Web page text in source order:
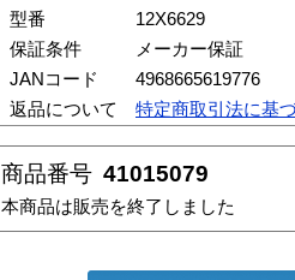
型番
12X6629
保証条件
メーカー保証
JANコード
4968665619776
返品について
特定商取引法に基
商品番号 41015079
本商品は販売を終了しました